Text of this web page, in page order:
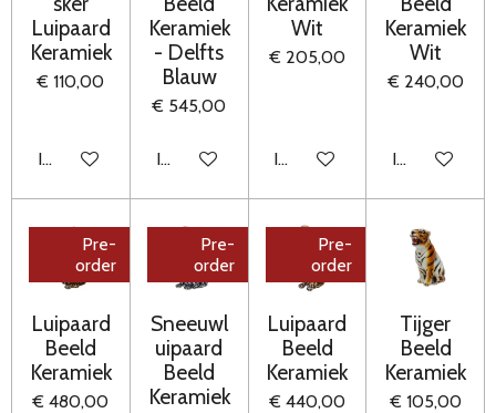
Luipaard
Keramiek
€ 110,00
In winkelwagen
Keramiek
- Delfts
Blauw
€ 545,00
In winkelwagen
Wit
€ 205,00
In winkelwagen
Keramiek
Wit
€ 240,00
In
Pre-
order
Luipaard
Beeld
Keramiek
€ 480,00
Pre-
order
Sneeuwl
uipaard
Beeld
Keramiek
Pre-
order
Luipaard
Beeld
Keramiek
€ 440,00
Tijger
Beeld
Keramiek
€ 105,00